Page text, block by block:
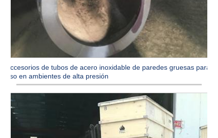
Accesorios de tubos de acero inoxidable de paredes gruesas para
uso en ambientes de alta presión